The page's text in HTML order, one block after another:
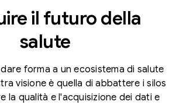
il futuro della
salute
forma a un ecosistema di salute
visione è quella di abbattere i silos
la qualità e l'acquisizione dei dati e